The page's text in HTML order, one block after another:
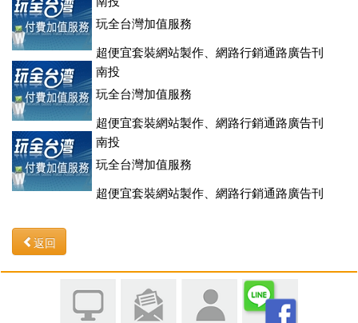
玩全台灣加值服務
超便宜套裝網站製作、網路行銷通路廣告刊
登、訂房系統、客房委託旅行社銷售，全面優惠中....
南投
玩全台灣加值服務
超便宜套裝網站製作、網路行銷通路廣告刊
登、訂房系統、客房委託旅行社銷售，全面優惠中....
南投
玩全台灣加值服務
超便宜套裝網站製作、網路行銷通路廣告刊
返回